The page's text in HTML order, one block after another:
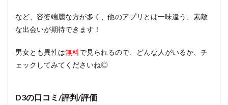
など、容姿端麗な方が多く、他のアプリとは一味違う、素敵
な出会いが期待できます！
男女とも異性は無料で見られるので、どんな人がいるか、チ
ェックしてみてくださいね◎
D3の口コミ/評判/評価